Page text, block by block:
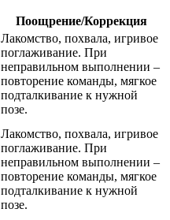
Поощрение/Коррекция
Лакомство, похвала, игривое
поглаживание. При
неправильном выполнении –
повторение команды, мягкое
подталкивание к нужной
позе.
Лакомство, похвала, игривое
поглаживание. При
неправильном выполнении –
повторение команды, мягкое
подталкивание к нужной
позе.